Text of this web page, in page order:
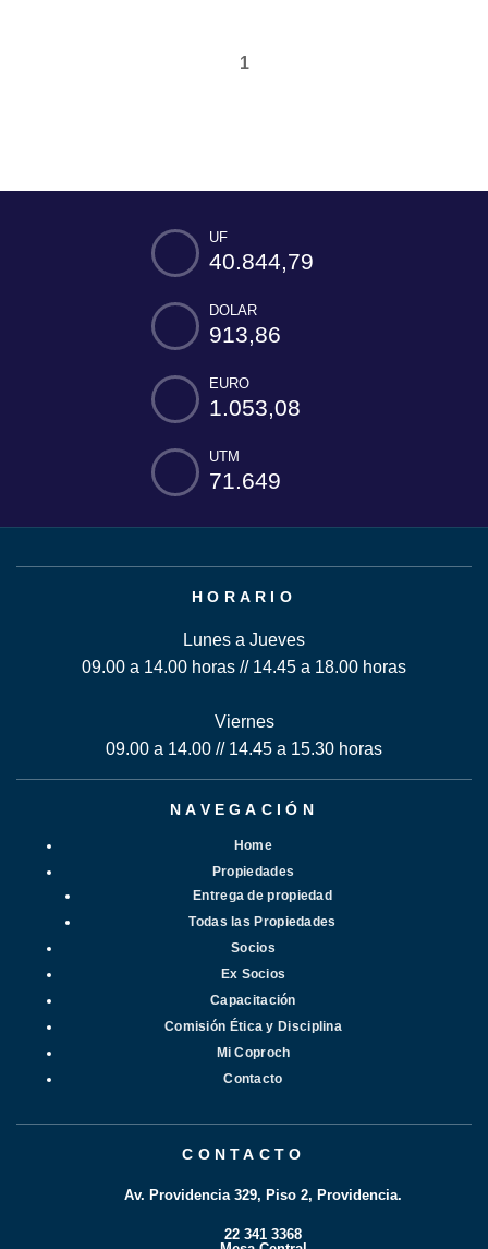
1
UF
40.844,79
DOLAR
913,86
EURO
1.053,08
UTM
71.649
HORARIO
Lunes a Jueves
09.00 a 14.00 horas // 14.45 a 18.00 horas
Viernes
09.00 a 14.00 // 14.45 a 15.30 horas
NAVEGACIÓN
Home
Propiedades
Entrega de propiedad
Todas las Propiedades
Socios
Ex Socios
Capacitación
Comisión Ética y Disciplina
Mi Coproch
Contacto
CONTACTO
Av. Providencia 329, Piso 2, Providencia.
22 341 3368